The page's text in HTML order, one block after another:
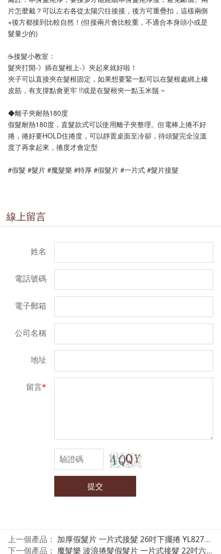
片怎麼戴？可以左右各從太陽穴往後接，後方可重疊扣，這樣兩側
+後方都接到比較自然！(但接兩片會比較重，不適合本身頭小或是
髮量少的)
☕️接髮小教室：
髮夾打開-》插在髮根上-》夾起來就好啦！
夾子可以直接夾在髮根固定，如果想要緊一點可以在髮根處綁上橡
皮筋，有支撐點會更牢 !!或是在髮根夾一點玉米鬚 ~
◆離子夾耐熱180度
假髮耐熱180度，直髮款式可以使用離子夾整理。但電棒上捲不好
捲，捲好要HOLD住捲度，可以靜置桌面至冷卻，待頭髮完全沒溫
度了再拿起來，捲度才會定型
#假髮 #髮片 #魔髮樂 #特厚 #假髮片 #一片式 #髮片接髮
線上留言
姓名
電話號碼
電子郵箱
公司名稱
地址
留言*
提交
上一個產品： 加厚假髮片 一片式接髮 26吋下擺捲 YL8277 / 大波浪捲髮 YL8177 魔髮樂
下一個產品： 魔髮樂 波浪捲髮假髮片 一片式接髮 22吋六扣特厚 KA